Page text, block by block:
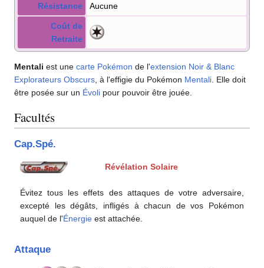
Résistance Aucune
Coût de
Retraite
Mentali est une carte Pokémon de l'extension Noir & Blanc
Explorateurs Obscurs , à l'effigie du Pokémon Mentali . Elle doit
être posée sur un Évoli pour pouvoir être jouée.
Facultés
Cap.Spé.
Révélation Solaire
Évitez tous les effets des attaques de votre adversaire,
excepté les dégâts, infligés à chacun de vos Pokémon
auquel de l'Énergie est attachée.
Attaque